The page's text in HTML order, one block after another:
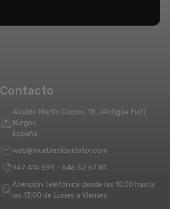
Contacto
Alcalde Martín Cobos, 18, (Antigua Fiat)
Burgos
España
web@mueblesliquidator.com
947 414 599 - 646 52 57 81
Atención telefónica desde las 10:00 hasta
las 13:00 de Lunes a Viernes